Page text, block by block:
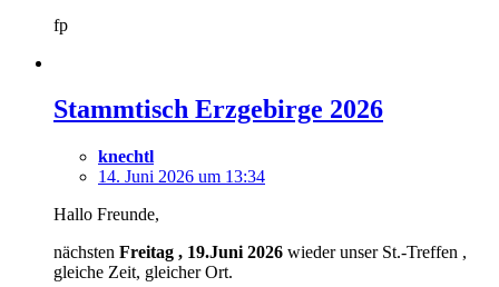
fp
Stammtisch Erzgebirge 2026
knechtl
14. Juni 2026 um 13:34
Hallo Freunde,
nächsten Freitag , 19.Juni 2026 wieder unser St.-Treffen ,
gleiche Zeit, gleicher Ort.